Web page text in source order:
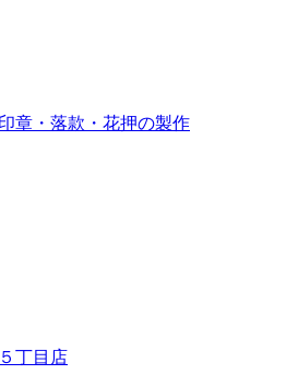
章・落款・花押の製作
丁目店